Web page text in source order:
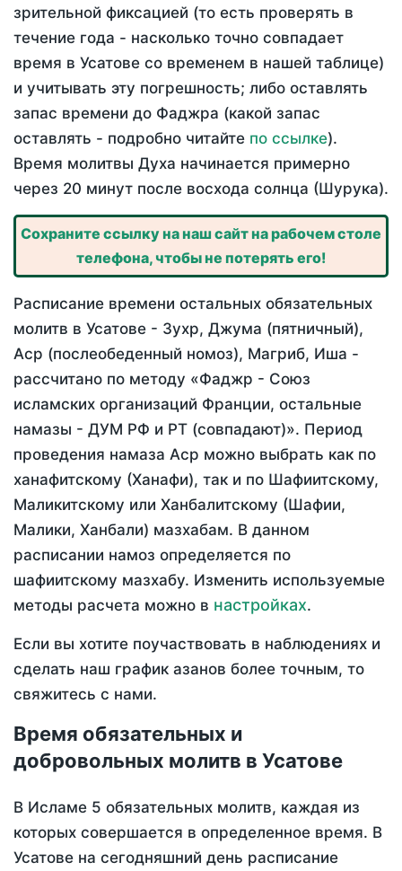
зрительной фиксацией (то есть проверять в
течение года - насколько точно совпадает
время в Усатове со временем в нашей таблице)
и учитывать эту погрешность; либо оставлять
запас времени до Фаджра (какой запас
оставлять - подробно читайте по ссылке).
Время молитвы Духа начинается примерно
через 20 минут после восхода солнца (Шурука).
Сохраните ссылку на наш сайт на рабочем столе
телефона, чтобы не потерять его!
Расписание времени остальных обязательных
молитв в Усатове - Зухр, Джума (пятничный),
Аср (послеобеденный номоз), Магриб, Иша -
рассчитано по методу «Фаджр - Союз
исламских организаций Франции, остальные
намазы - ДУМ РФ и РТ (совпадают)». Период
проведения намаза Аср можно выбрать как по
ханафитскому (Ханафи), так и по Шафиитскому,
Маликитскому или Ханбалитскому (Шафии,
Малики, Ханбали) мазхабам. В данном
расписании намоз определяется по
шафиитскому мазхабу. Изменить используемые
методы расчета можно в настройках.
Если вы хотите поучаствовать в наблюдениях и
сделать наш график азанов более точным, то
свяжитесь с нами.
Время обязательных и
добровольных молитв в Усатове
В Исламе 5 обязательных молитв, каждая из
которых совершается в определенное время. В
Усатове на сегодняшний день расписание